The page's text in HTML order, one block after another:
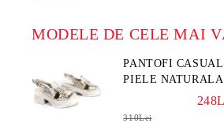
MODELE DE CELE MAI
PANTOFI
PIELE
FLORAL - MODEL
310Lei